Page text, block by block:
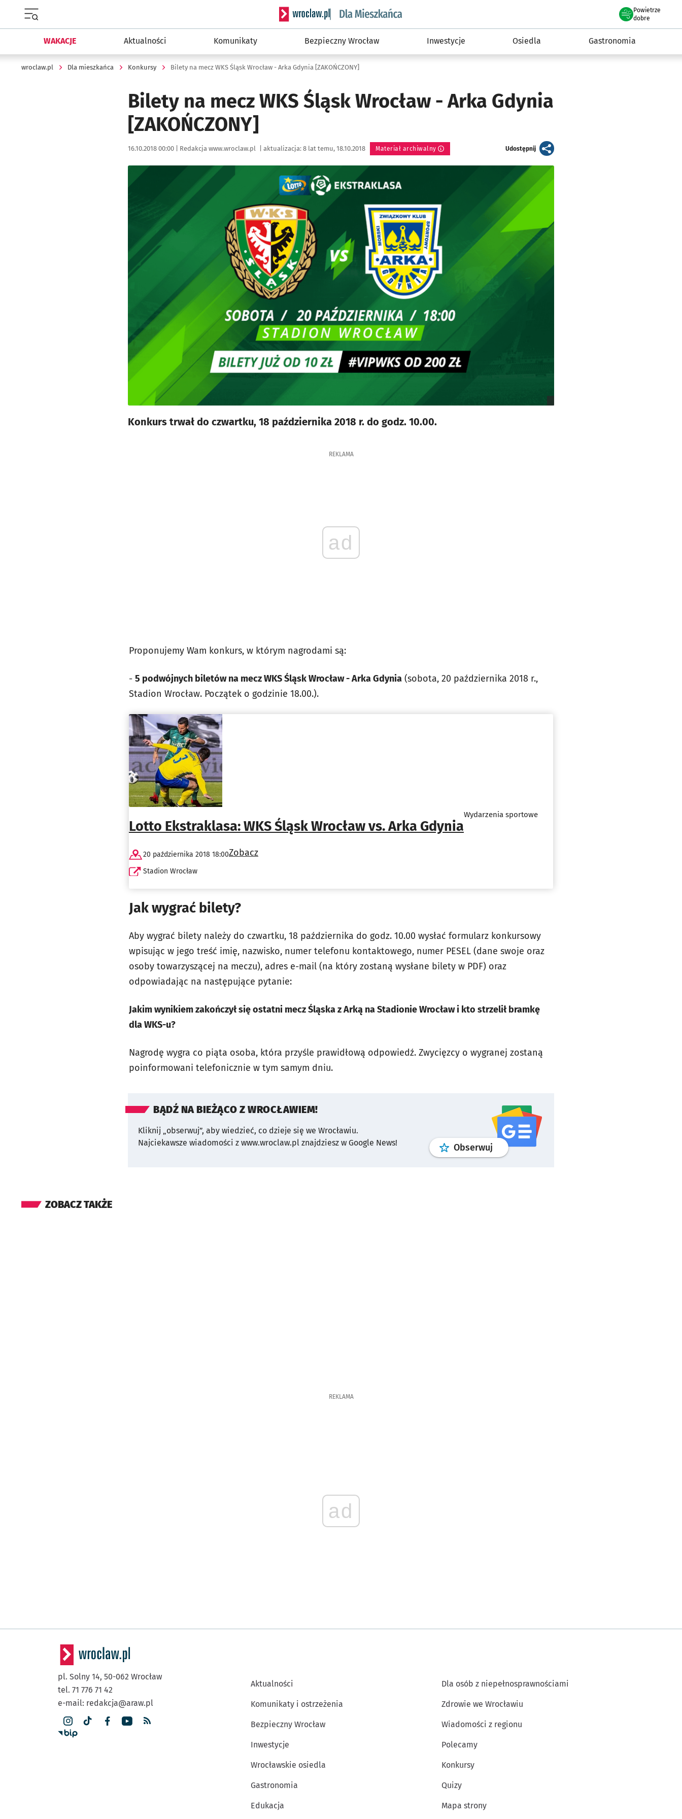
Serwis informacyjny wroclaw.pl podserwis: Dla mieszkańca
Powietrze
we Wrocławiu
dobre
WAKACJE Aktualności Komunikaty Bezpieczny Wrocław Inwestycje Osiedla Gastronomia
wroclaw.pl Dla mieszkańca Konkursy Bilety na mecz WKS Śląsk Wrocław - Arka Gdynia [ZAKOŃCZONY]
Bilety na mecz WKS Śląsk Wrocław - Arka Gdynia
[ZAKOŃCZONY]
Data publikacji:
16.10.2018 00:00 | Autor:
Redakcja www.wroclaw.pl aktualizacja: 8 lat temu, 18.10.2018 Materiał archiwalny Udostępnijartykuł
Kliknij, aby powiększyć
Konkurs trwał do czwartku, 18 października 2018 r. do godz. 10.00.
REKLAMA
ad
Proponujemy Wam konkurs, w którym nagrodami są:
- 5 podwójnych biletów na mecz WKS Śląsk Wrocław - Arka Gdynia (sobota, 20 października 2018 r.,
Stadion Wrocław. Początek o godzinie 18.00.).
Lotto Ekstraklasa: WKS Śląsk Wrocław vs. Arka Gdynia
Wydarzenia sportowe
20 października 2018 18:00
Stadion Wrocław
Zobacz
Jak wygrać bilety?
Aby wygrać bilety należy do czwartku, 18 października do godz. 10.00 wysłać formularz konkursowy
wpisując w jego treść imię, nazwisko, numer telefonu kontaktowego, numer PESEL (dane swoje oraz
osoby towarzyszącej na meczu), adres e-mail (na który zostaną wysłane bilety w PDF) oraz
odpowiadając na następujące pytanie:
Jakim wynikiem zakończył się ostatni mecz Śląska z Arką na Stadionie Wrocław i kto strzelił bramkę
dla WKS-u?
Nagrodę wygra co piąta osoba, która przyśle prawidłową odpowiedź. Zwycięzcy o wygranej zostaną
poinformowani telefonicznie w tym samym dniu.
BĄDŹ NA BIEŻĄCO Z WROCŁAWIEM!
Kliknij „obserwuj”, aby wiedzieć, co dzieje się we Wrocławiu.
Najciekawsze wiadomości z www.wroclaw.pl znajdziesz w Google News!
Obserwuj profilgoogle news
ZOBACZ TAKŻE
REKLAMA
ad
pl. Solny 14, 50-062 Wrocław
tel. 71 776 71 42
e-mail: redakcja@araw.pl
Aktualności
Komunikaty i ostrzeżenia
Bezpieczny Wrocław
Inwestycje
Wrocławskie osiedla
Gastronomia
Edukacja
Dla osób z niepełnosprawnościami
Zdrowie we Wrocławiu
Wiadomości z regionu
Polecamy
Konkursy
Quizy
Mapa strony